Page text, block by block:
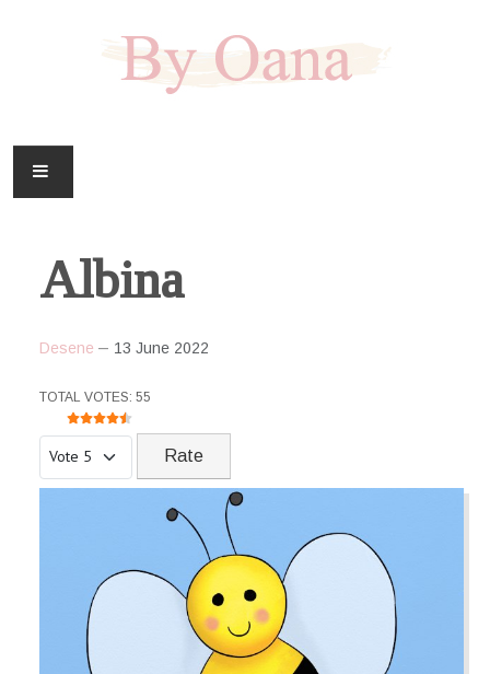
CASA
DOWNLOAD
Albina
Desene 13 June 2022
USER RATING: 4.5
TOTAL VOTES: 55